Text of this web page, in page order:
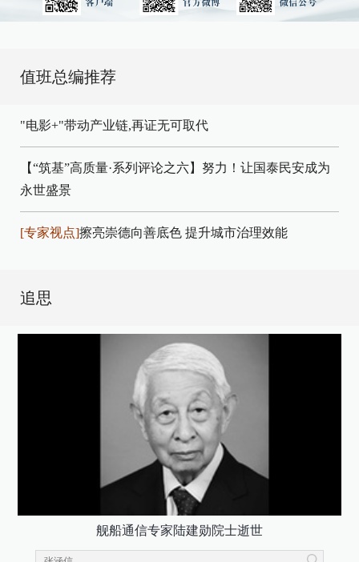
值班总编推荐
"电影+"带动产业链,再证无可取代
【“筑基”高质量·系列评论之六】努力！让国泰民安成为
永世盛景
[专家视点]擦亮崇德向善底色 提升城市治理效能
追思
舰船通信专家陆建勋院士逝世